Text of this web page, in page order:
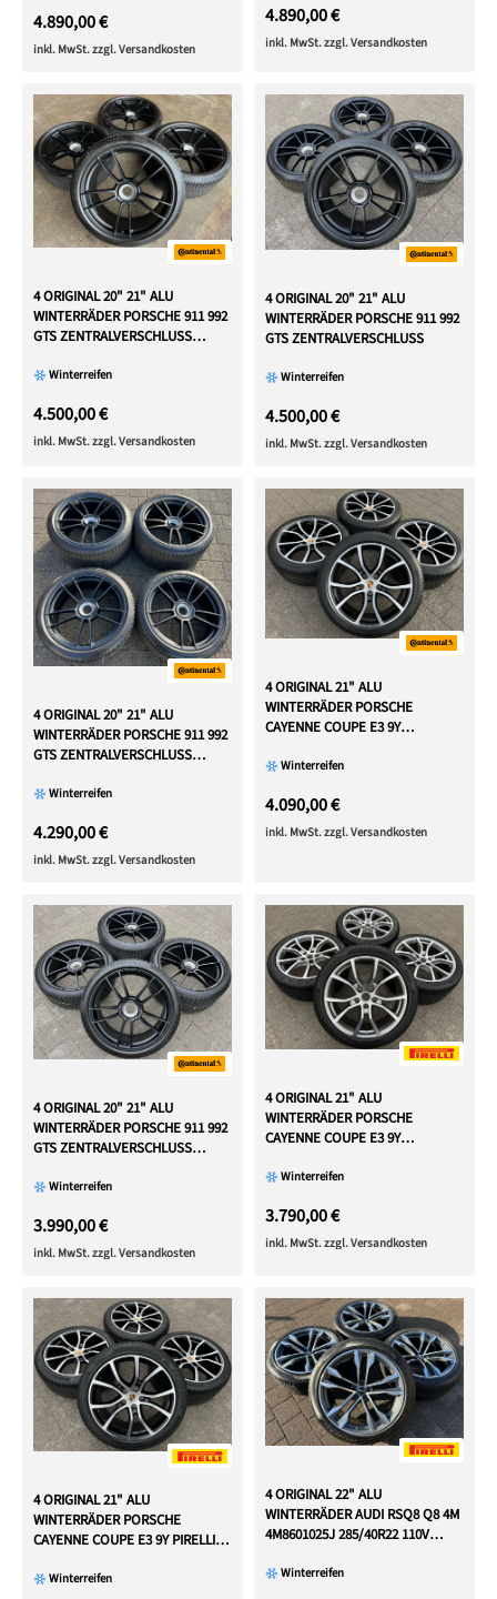
4.890,00 €
inkl. MwSt. zzgl. Versandkosten
4.890,00 €
inkl. MwSt. zzgl. Versandkosten
4 ORIGINAL 20" 21" ALU
WINTERRÄDER PORSCHE 911 992
GTS ZENTRALVERSCHLUSS
Winterreifen
4.500,00 €
inkl. MwSt. zzgl. Versandkosten
4 ORIGINAL 20" 21" ALU
WINTERRÄDER PORSCHE 911 992
GTS ZENTRALVERSCHLUSS
Winterreifen
4.500,00 €
inkl. MwSt. zzgl. Versandkosten
4 ORIGINAL 20" 21" ALU
WINTERRÄDER PORSCHE 911 992
GTS ZENTRALVERSCHLUSS
Winterreifen
4.290,00 €
inkl. MwSt. zzgl. Versandkosten
4 ORIGINAL 21" ALU
WINTERRÄDER PORSCHE
CAYENNE COUPE E3 9Y
Winterreifen
4.090,00 €
inkl. MwSt. zzgl. Versandkosten
4 ORIGINAL 20" 21" ALU
WINTERRÄDER PORSCHE 911 992
GTS ZENTRALVERSCHLUSS
Winterreifen
3.990,00 €
inkl. MwSt. zzgl. Versandkosten
4 ORIGINAL 21" ALU
WINTERRÄDER PORSCHE
CAYENNE COUPE E3 9Y
Winterreifen
3.790,00 €
inkl. MwSt. zzgl. Versandkosten
4 ORIGINAL 21" ALU
WINTERRÄDER PORSCHE
CAYENNE COUPE E3 9Y PIRELLI
Winterreifen
4 ORIGINAL 22" ALU
WINTERRÄDER AUDI RSQ8 Q8 4M
4M8601025J 285/40R22 110V
Winterreifen